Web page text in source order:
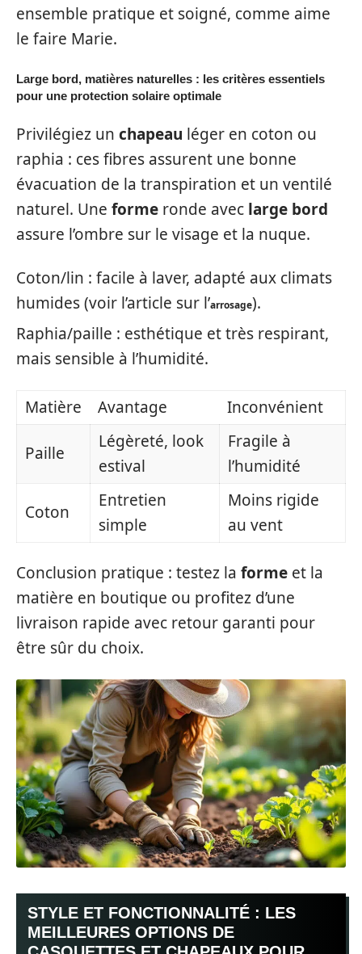
ensemble pratique et soigné, comme aime
le faire Marie.
Large bord, matières naturelles : les critères essentiels
pour une protection solaire optimale
Privilégiez un chapeau léger en coton ou
raphia : ces fibres assurent une bonne
évacuation de la transpiration et un ventilé
naturel. Une forme ronde avec large bord
assure l’ombre sur le visage et la nuque.
Coton/lin : facile à laver, adapté aux climats
humides (voir l’article sur l’arrosage).
Raphia/paille : esthétique et très respirant,
mais sensible à l’humidité.
Matière Avantage Inconvénient
Paille
Légèreté, look
estival
Fragile à
l’humidité
Coton
Entretien
simple
Moins rigide
au vent
Conclusion pratique : testez la forme et la
matière en boutique ou profitez d’une
livraison rapide avec retour garanti pour
être sûr du choix.
STYLE ET FONCTIONNALITÉ : LES
MEILLEURES OPTIONS DE